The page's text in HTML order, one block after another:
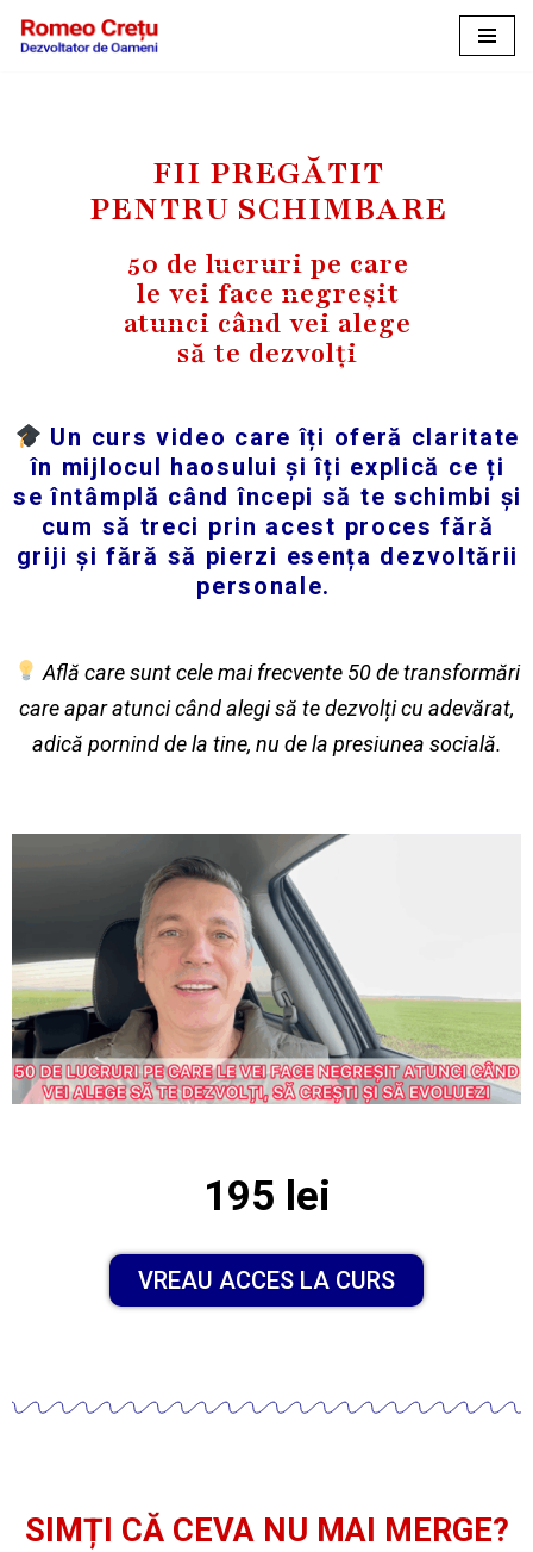
FII PREGĂTIT
PENTRU SCHIMBARE
50 de lucruri pe care
le vei face negreșit
atunci când vei alege
să te dezvolți
Un curs video care îți oferă claritate
în mijlocul haosului și îți explică ce ți
se întâmplă când începi să te schimbi și
cum să treci prin acest proces fără
griji și fără să pierzi esența dezvoltării
personale.
Află care sunt cele mai frecvente 50 de transformări
care apar atunci când alegi să te dezvolți cu adevărat,
adică pornind de la tine, nu de la presiunea socială.
195 lei
VREAU ACCES LA CURS
SIMȚI CĂ CEVA NU MAI MERGE?